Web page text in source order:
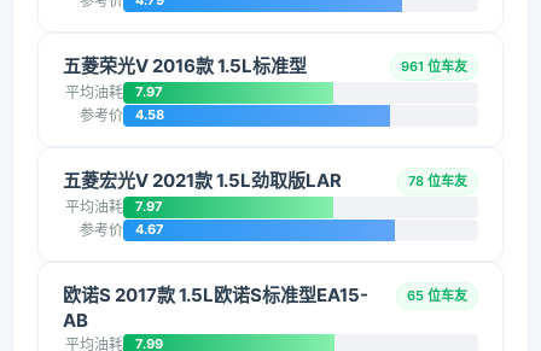
五菱荣光V 2016款 1.5L标准型 961 位车友
平均油耗 7.97
参考价 4.58
五菱宏光V 2021款 1.5L劲取版LAR 78 位车友
平均油耗 7.97
参考价 4.67
欧诺S 2017款 1.5L欧诺S标准型EA15-
AB
65 位车友
平均油耗 7.99